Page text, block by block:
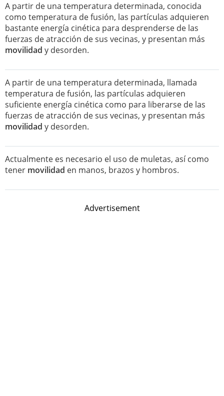
A partir de una temperatura determinada, conocida
como temperatura de fusión, las partículas adquieren
bastante energía cinética para desprenderse de las
fuerzas de atracción de sus vecinas, y presentan más
movilidad y desorden.
A partir de una temperatura determinada, llamada
temperatura de fusión, las partículas adquieren
suficiente energía cinética como para liberarse de las
fuerzas de atracción de sus vecinas, y presentan más
movilidad y desorden.
Actualmente es necesario el uso de muletas, así como
tener movilidad en manos, brazos y hombros.
Advertisement